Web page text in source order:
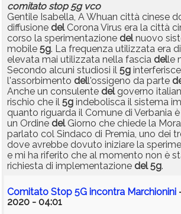
comitato stop 5g vco
Gentile Isabella, A Whuan città cinese
diffusione delCorona Virus era la città
corso la sperimentazione delnuovo
mobile 5g. La frequenza utilizzata era
elevata mai utilizzata nella fascia delle
Secondo alcuni studiosi il 5g
l'assorbimento dell'ossigeno da parte
Anche un consulente delgoverno
rischio che il 5g indebolisca il sistema
quanto riguarda il Comune di Verbania
un Ordine delGiorno che chiede la
parlato col Sindaco di Premia, uno dei
dove avrebbe dovuto iniziare la
e mi ha riferito che al momento non è
richiesta di implementazione del 5g.
Comitato Stop 5G incontra Marchionini
2020 - 04:01